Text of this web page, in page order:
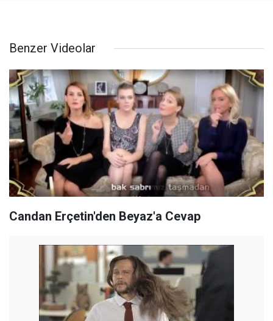
Benzer Videolar
Candan Erçetin'den Beyaz'a Cevap